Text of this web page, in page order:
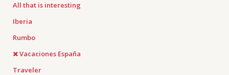
All that is interesting
Iberia
Rumbo
Vacaciones España
Traveler